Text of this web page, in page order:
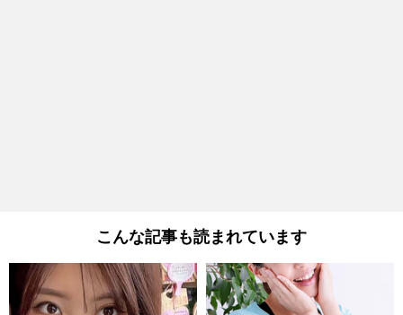
こんな記事も読まれています